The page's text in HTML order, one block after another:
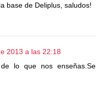
base de Deliplus, saludos!
2013 a las 22:18
lo que nos enseñas.Se